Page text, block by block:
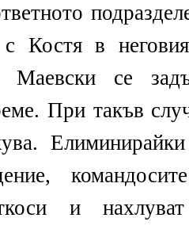
Костя в
Маевски се
При такъв
и